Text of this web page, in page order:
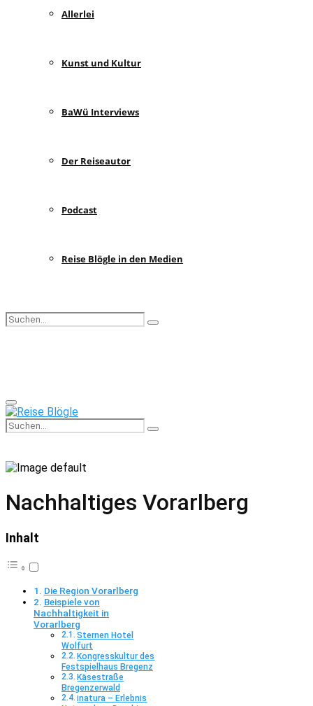
Allerlei
Kunst und Kultur
BaWü Interviews
Der Reiseautor
Podcast
Reise Blögle in den Medien
Search
Search
Primary
Menu
Search
for:
Search
Nachhaltiges Vorarlberg
Inhalt
Die Region Vorarlberg
Beispiele von
Nachhaltigkeit in
Vorarlberg
Sternen Hotel
Wolfurt
Kongresskultur des
Festspielhaus Bregenz
Käsestraße
Bregenzerwald
inatura – Erlebnis